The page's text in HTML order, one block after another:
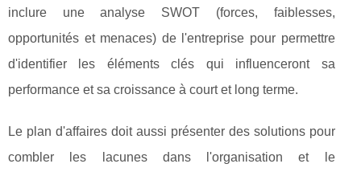
inclure une analyse SWOT (forces, faiblesses,
opportunités et menaces) de l'entreprise pour permettre
d'identifier les éléments clés qui influenceront sa
performance et sa croissance à court et long terme.
Le plan d'affaires doit aussi présenter des solutions pour
combler les lacunes dans l'organisation et le